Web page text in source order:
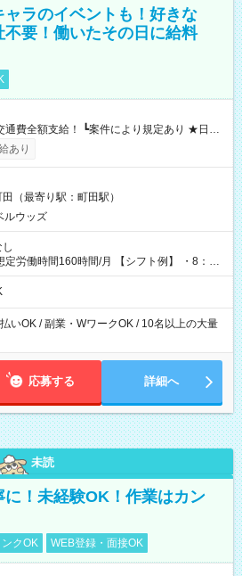
ラのイベントも！好きな
要！働いたその日に給料
） ┗働いたその日に現金GET♪ お仕事後はコ
を引き落とせます！ 【試用期間】試
あり
（最寄り駅：町田駅）
ルウッズ
160時間/月 【シフト例】 ・8：00
いOK / 副業・WワークOK / 10名以上の大量
応募する 詳細へ
未読
！未経験OK！作業はカン
ンクOK WEB登録・面接OK